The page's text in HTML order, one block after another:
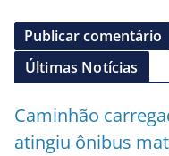
Últimas Notícias
Caminhão
atingiu ônibus